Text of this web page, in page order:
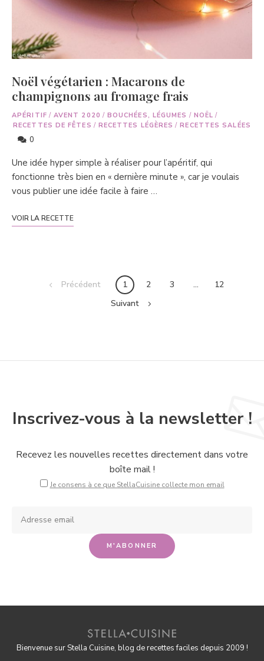
Noël végétarien : Macarons de
champignons au fromage frais
APÉRITIF / AVENT 2020 / BOUCHÉES, LÉGUMES / NOËL /
RECETTES DE FÊTES / RECETTES LÉGÈRES / RECETTES SALÉES
0
Une idée hyper simple à réaliser pour l’apéritif, qui
fonctionne très bien en « dernière minute », car je voulais
vous publier une idée facile à faire …
VOIR LA RECETTE
Précédent 1 2 3 …
12
Suivant
Inscrivez-vous à la newsletter !
Recevez les nouvelles recettes directement dans votre
boîte mail !
Je consens à ce que StellaCuisine collecte mon email
Bienvenue sur Stella Cuisine, blog de recettes faciles depuis 2009 !